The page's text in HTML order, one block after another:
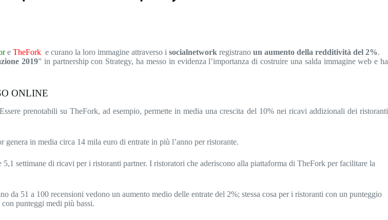
e TheFork e curano la loro immagine attraverso i socialnetwork registrano un aumento della redditività del 2%.
2019” in partnership con Strategy, ha messo in evidenza l’importanza di costruire una salda immagine web e ha
ONLINE
Essere prenotabili su TheFork, ad esempio, permette in media una crescita del 10% nei ricavi addizionali dei ristoranti
in media circa 14 mila euro di entrate in più l’anno per ristorante.
settimane di ricavi per i ristoranti partner. I ristoratori che aderiscono alla piattaforma di TheFork per facilitare la
da 51 a 100 recensioni vedono un aumento medio delle entrate del 2%; stessa cosa per i ristoranti con un punteggio
punteggi medi più bassi.